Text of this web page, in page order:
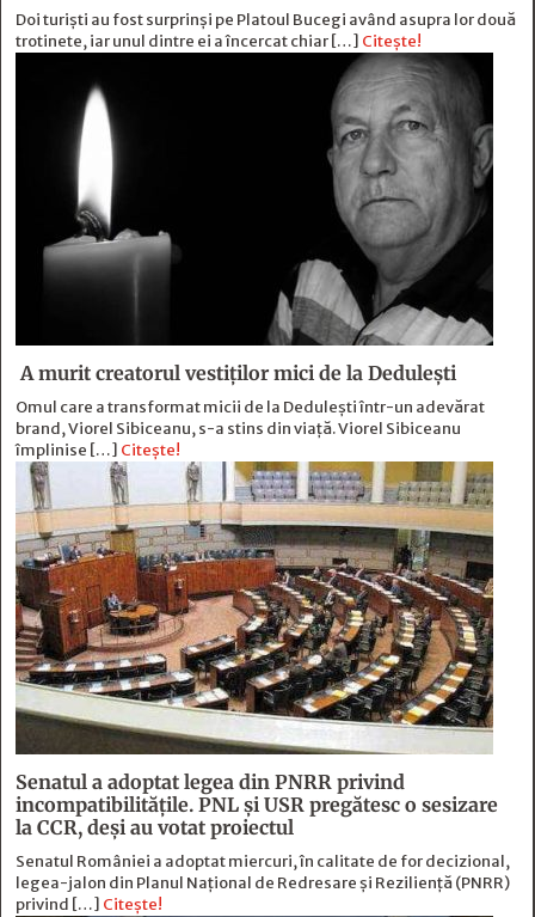
Doi turiști au fost surprinși pe Platoul Bucegi având asupra lor două
trotinete, iar unul dintre ei a încercat chiar […] Citește!
A murit creatorul vestiților mici de la Dedulești
Omul care a transformat micii de la Dedulești într-un adevărat
brand, Viorel Sibiceanu, s-a stins din viață. Viorel Sibiceanu
împlinise […] Citește!
Senatul a adoptat legea din PNRR privind
incompatibilitățile. PNL și USR pregătesc o sesizare
la CCR, deși au votat proiectul
Senatul României a adoptat miercuri, în calitate de for decizional,
legea-jalon din Planul Național de Redresare și Reziliență (PNRR)
privind […] Citește!